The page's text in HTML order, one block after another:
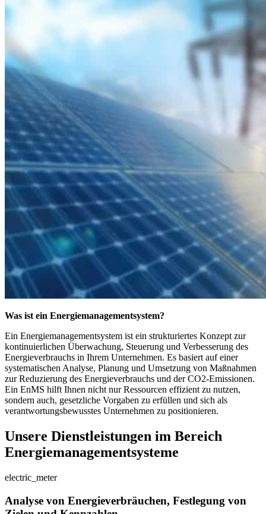
Was ist ein Energiemanagementsystem?
Ein Energiemanagementsystem ist ein strukturiertes Konzept zur
kontinuierlichen Überwachung, Steuerung und Verbesserung des
Energieverbrauchs in Ihrem Unternehmen. Es basiert auf einer
systematischen Analyse, Planung und Umsetzung von Maßnahmen
zur Reduzierung des Energieverbrauchs und der CO2-Emissionen.
Ein EnMS hilft Ihnen nicht nur Ressourcen effizient zu nutzen,
sondern auch, gesetzliche Vorgaben zu erfüllen und sich als
verantwortungsbewusstes Unternehmen zu positionieren.
Unsere Dienstleistungen im Bereich
Energie­management­systeme
electric_meter
Analyse von Energieverbräuchen, Festlegung von